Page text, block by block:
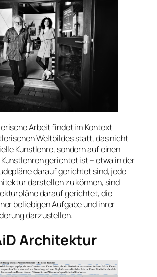
Arbeit findet im Kontext
Weltbildes statt, das nicht
Kunstlehre, sondern auf einen
gerichtet ist – etwa in der
darauf gerichtet sind, jede
darstellen zu können, sind
darauf gerichtet, die
beliebigen Aufgabe und ihrer
darzustellen.
Architektur